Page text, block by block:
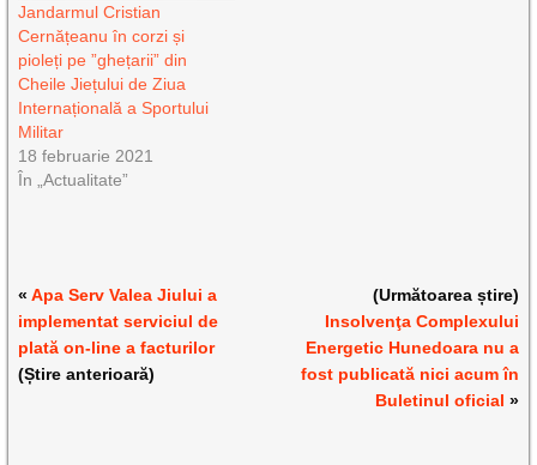
Jandarmul Cristian
Cernățeanu în corzi și
pioleți pe ”ghețarii” din
Cheile Jiețului de Ziua
Internațională a Sportului
Militar
18 februarie 2021
În „Actualitate”
«Apa Serv Valea Jiului a
implementat serviciul de
plată on-line a facturilor
(Știre anterioară)
(Următoarea știre)
Insolvenţa Complexului
Energetic Hunedoara nu a
fost publicată nici acum în
Buletinul oficial »